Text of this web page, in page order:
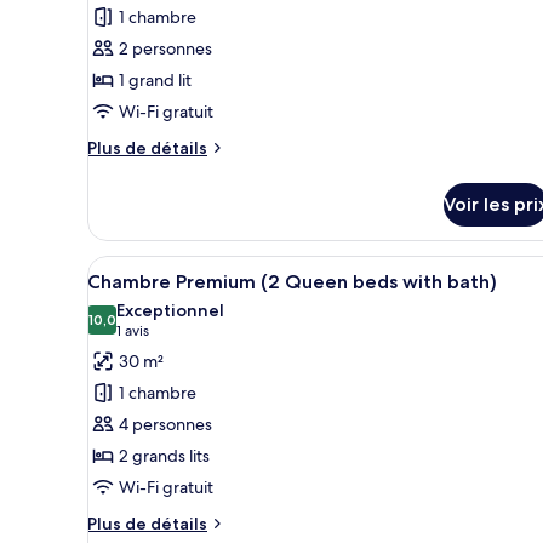
Queen
and
2
Single
ce
type
de
chambre :
Chambre
grand
lit
1 chambre
2 personnes
1 grand lit
Wi-Fi gratuit
Plus de détails
Plus
le
type
de
chambre
Chambre
Supérieure,
grand
lit
Voir les
Afficher
toutes
les
photos
pour
ce
type
de
chambre :
Chambre
Une chambre d’hôtel
4
Chambre Premium (2 Queen beds with bath)
10,010,0 sur 10
Exceptionnel
1 avis
(1 avis)
30 m²
1 chambre
4 personnes
2 grands lits
Wi-Fi gratuit
Plus de détails
Plus